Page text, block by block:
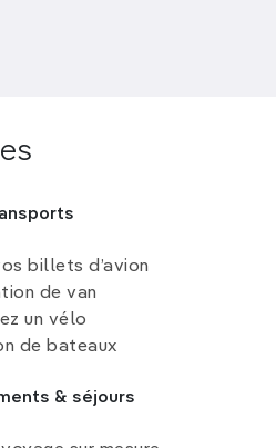
billets d’avion
de van
un vélo
de bateaux
& séjours